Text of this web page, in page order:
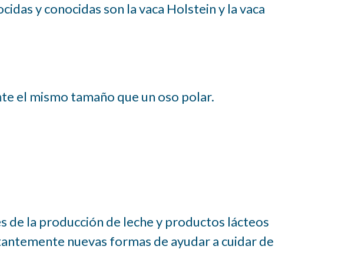
y conocidas son la vaca Holstein y la vaca
el mismo tamaño que un oso polar.
de la producción de leche y productos lácteos
nuevas formas de ayudar a cuidar de